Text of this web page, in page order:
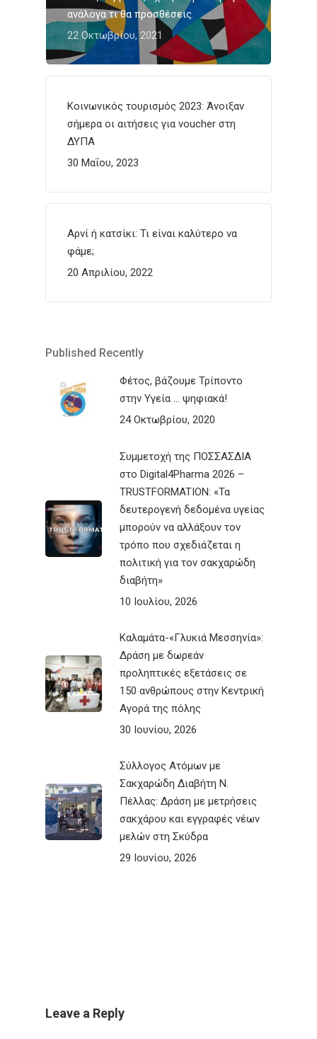
ανάλογα τι θα προσθέσεις
22 Οκτωβρίου, 2021
Κοινωνικός τουρισμός 2023: Άνοιξαν
σήμερα οι αιτήσεις για voucher στη
ΔΥΠΑ
30 Μαΐου, 2023
Αρνί ή κατσίκι: Τι είναι καλύτερο να
φάμε;
20 Απριλίου, 2022
Published Recently
Φέτος, βάζουμε Τρίποντο
στην Υγεία … ψηφιακά!
24 Οκτωβρίου, 2020
Συμμετοχή της ΠΟΣΣΑΣΔΙΑ
στο Digital4Pharma 2026 –
TRUSTFORMATION: «Τα
δευτερογενή δεδομένα υγείας
μπορούν να αλλάξουν τον
τρόπο που σχεδιάζεται η
πολιτική για τον σακχαρώδη
διαβήτη»
10 Ιουλίου, 2026
Καλαμάτα-«Γλυκιά Μεσσηνία»:
Δράση με δωρεάν
προληπτικές εξετάσεις σε
150 ανθρώπους στην Κεντρική
Αγορά της πόλης
30 Ιουνίου, 2026
Σύλλογος Ατόμων με
Σακχαρώδη Διαβήτη Ν.
Πέλλας: Δράση με μετρήσεις
σακχάρου και εγγραφές νέων
μελών στη Σκύδρα
29 Ιουνίου, 2026
Leave a Reply